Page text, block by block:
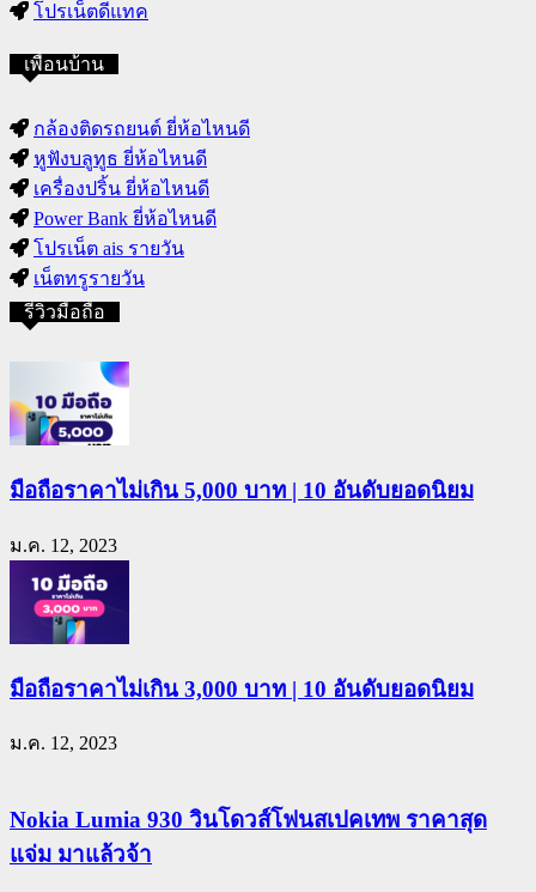
โปรเน็ตดีแทค
เพื่อนบ้าน
กล้องติดรถยนต์ ยี่ห้อไหนดี
หูฟังบลูทูธ ยี่ห้อไหนดี
เครื่องปริ้น ยี่ห้อไหนดี
Power Bank ยี่ห้อไหนดี
โปรเน็ต ais รายวัน
เน็ตทรูรายวัน
รีวิวมือถือ
มือถือราคาไม่เกิน 5,000 บาท | 10 อันดับยอดนิยม
ม.ค. 12, 2023
มือถือราคาไม่เกิน 3,000 บาท | 10 อันดับยอดนิยม
ม.ค. 12, 2023
Nokia Lumia 930 วินโดวส์โฟนสเปคเทพ ราคาสุด
แจ่ม มาแล้วจ้า